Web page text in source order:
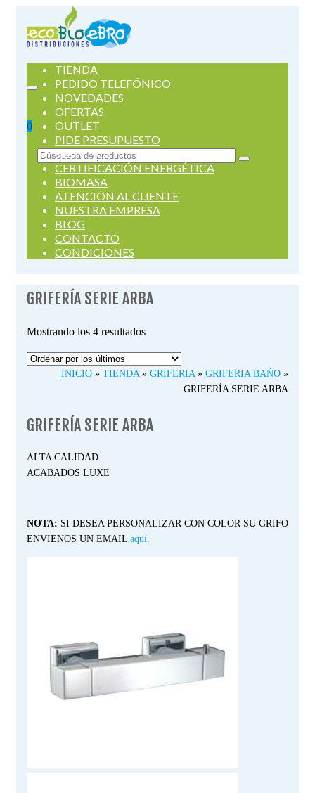
0
Buscar
por:
TIENDA
PEDIDO TELEFÓNICO
NOVEDADES
OFERTAS
OUTLET
PIDE PRESUPUESTO
SERVICIOS
CERTIFICACIÓN ENERGÉTICA
BIOMASA
ATENCIÓN AL CLIENTE
NUESTRA EMPRESA
BLOG
CONTACTO
CONDICIONES
GRIFERÍA SERIE ARBA
Mostrando los 4 resultadosOrdenado
últimos
INICIO » TIENDA » GRIFERIA » GRIFERIA BAÑO »
GRIFERÍA SERIE ARBA
GRIFERÍA SERIE ARBA
ALTA CALIDAD
ACABADOS LUXE
NOTA: SI DESEA PERSONALIZAR CON COLOR SU GRIFO
ENVIENOS UN EMAIL aquí.